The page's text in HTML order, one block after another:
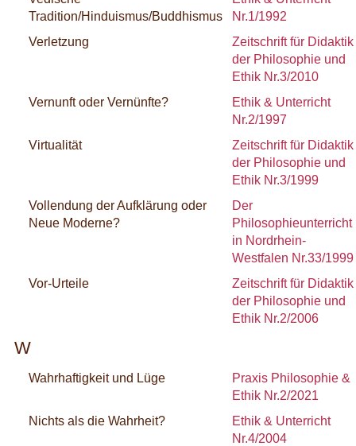
Tradition/Hinduismus/Buddhismus
Nr.1/1992
Verletzung
Zeitschrift für Didaktik
der Philosophie und
Ethik Nr.3/2010
Vernunft oder Vernünfte?
Ethik & Unterricht
Nr.2/1997
Virtualität
Zeitschrift für Didaktik
der Philosophie und
Ethik Nr.3/1999
Vollendung der Aufklärung oder
Neue Moderne?
Der
Philosophieunterricht
in Nordrhein-
Westfalen Nr.33/1999
Vor-Urteile
Zeitschrift für Didaktik
der Philosophie und
Ethik Nr.2/2006
W
Wahrhaftigkeit und Lüge
Praxis Philosophie &
Ethik Nr.2/2021
Nichts als die Wahrheit?
Ethik & Unterricht
Nr.4/2004